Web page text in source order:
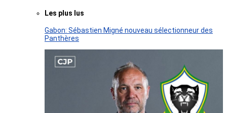
Les plus lus
Gabon: Sébastien Migné nouveau sélectionneur des
Panthères